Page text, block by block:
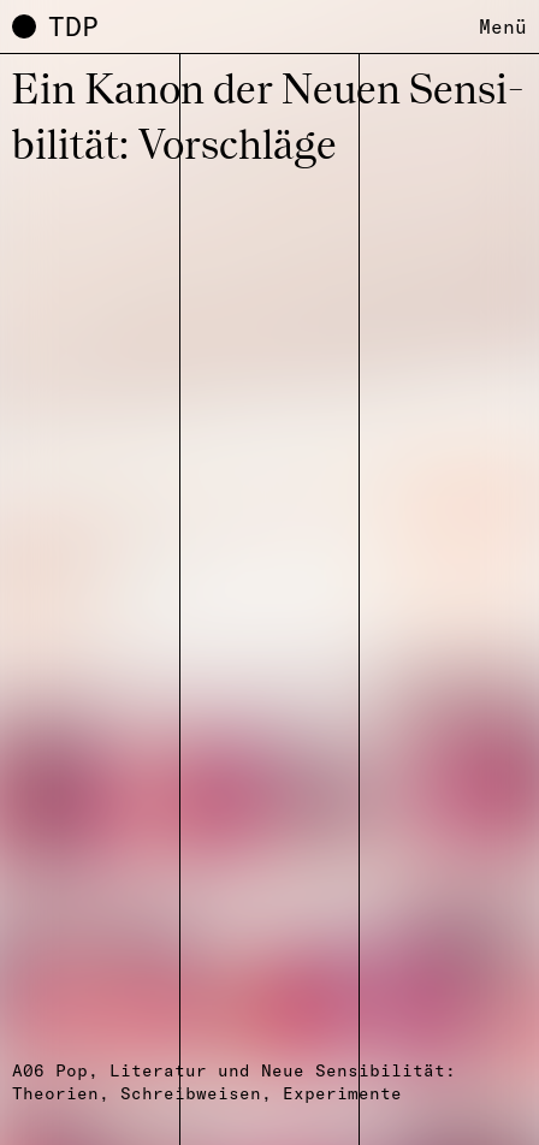
TDP Menü
Ein Kanon der Neuen Sensi­
bi­li­tät: Vorschläge
A06 Pop, Literatur und Neue Sensibilität:
Theorien, Schreibweisen, Experimente